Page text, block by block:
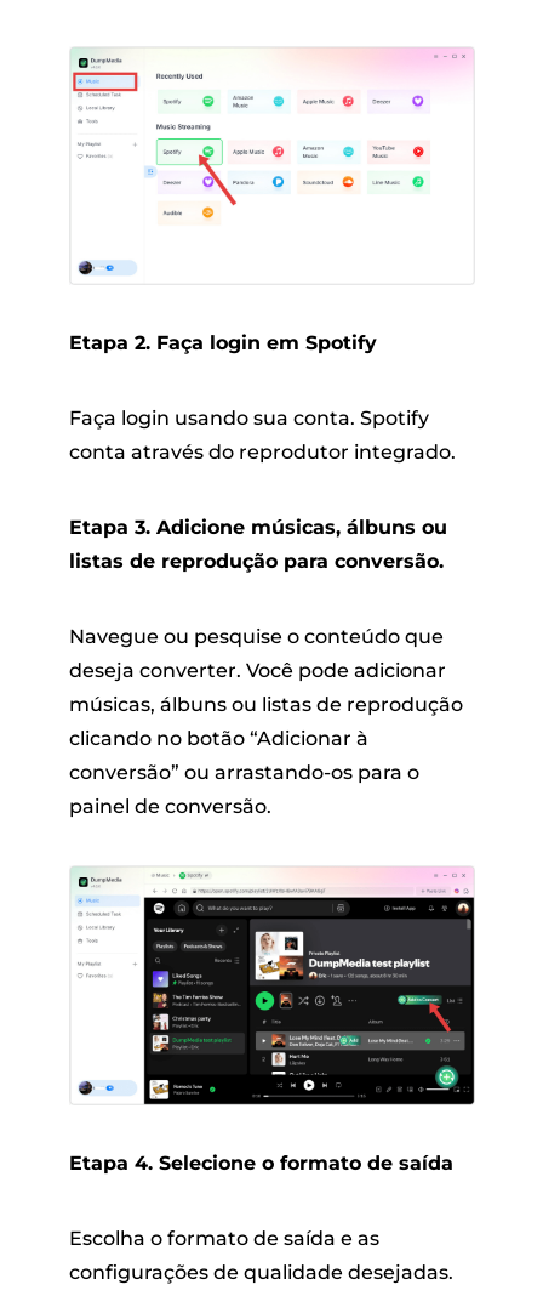
Etapa 2. Faça login em Spotify
Faça login usando sua conta. Spotify
conta através do reprodutor integrado.
Etapa 3. Adicione músicas, álbuns ou
listas de reprodução para conversão.
Navegue ou pesquise o conteúdo que
deseja converter. Você pode adicionar
músicas, álbuns ou listas de reprodução
clicando no botão “Adicionar à
conversão” ou arrastando-os para o
painel de conversão.
Etapa 4. Selecione o formato de saída
Escolha o formato de saída e as
configurações de qualidade desejadas.